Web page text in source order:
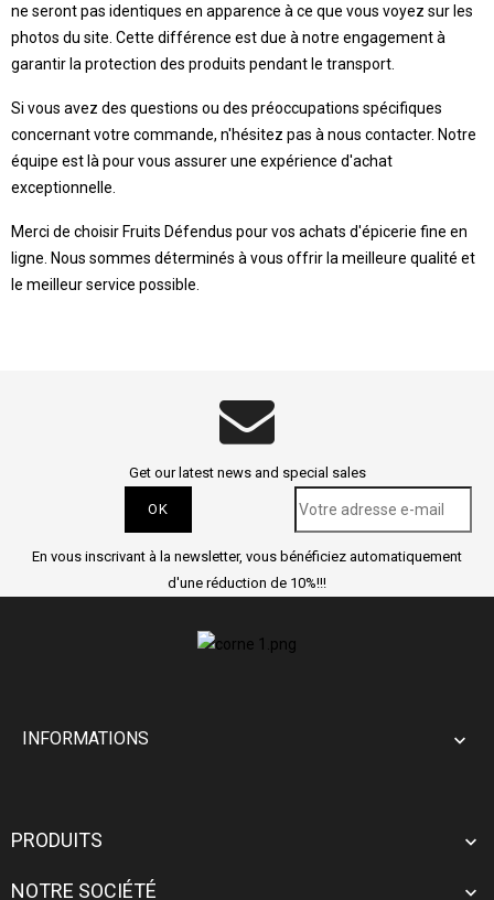
ne seront pas identiques en apparence à ce que vous voyez sur les
photos du site. Cette différence est due à notre engagement à
garantir la protection des produits pendant le transport.
Si vous avez des questions ou des préoccupations spécifiques
concernant votre commande, n'hésitez pas à nous contacter. Notre
équipe est là pour vous assurer une expérience d'achat
exceptionnelle.
Merci de choisir Fruits Défendus pour vos achats d'épicerie fine en
ligne. Nous sommes déterminés à vous offrir la meilleure qualité et
le meilleur service possible.
Get our latest news and special sales
En vous inscrivant à la newsletter, vous bénéficiez automatiquement
d'une réduction de 10%!!!
INFORMATIONS 
PRODUITS 
NOTRE SOCIÉTÉ 